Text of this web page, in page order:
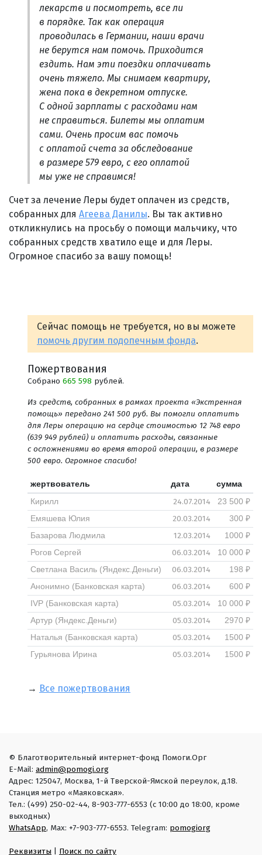
лекарств и посмотреть, все ли
в порядке. Так как операция
проводилась в Германии, наши врачи
не берутся нам помочь. Приходится
ездить. Нам эти поездки оплачивать
очень тяжело. Мы снимаем квартиру,
жена пока в декретном отпуске.
С одной зарплаты с расходами нам
не справиться. Билеты мы оплатим
сами. Очень просим вас помочь
с оплатой счета за обследование
в размере 579 евро, с его оплатой
мы уже не справимся!
Счет за лечение Леры будет оплачен из средств,
собранных для Агеева Данилы. Вы так активно
откликнулись на просьбу о помощи мальчику, что
собранных средств хватило еще и для Леры.
Огромное спасибо за вашу помощь!
Сейчас помощь не требуется, но вы можете
помочь другим подопечным фонда.
Пожертвования
Собрано 665 598 рублей.
Из средств, собранных в рамках проекта «Экстренная
помощь» передано 241 500 руб. Вы помогли оплатить
для Леры операцию на сердце стоимостью 12 748 евро
(639 949 рублей) и оплатить расходы, связанные
с осложнениями во время второй операции, в размере
500 евро. Огромное спасибо!
жертвователь дата
сумма
Кирилл
24.07.2014
23 500 ₽
Емяшева Юлия
20.03.2014
300 ₽
Базарова Людмила
12.03.2014
1000 ₽
Рогов Сергей
06.03.2014
10 000 ₽
Светлана Василь (Яндекс.Деньги)
06.03.2014
198 ₽
Анонимно (Банковская карта)
06.03.2014
600 ₽
IVP (Банковская карта)
05.03.2014
10 000 ₽
Артур (Яндекс.Деньги)
05.03.2014
2970 ₽
Наталья (Банковская карта)
05.03.2014
1500 ₽
Гурьянова Ирина
05.03.2014 1500 ₽
→ Все пожертвования
© Благотворительный интернет-фонд Помоги.Орг
E-Mail: admin@pomogi.org
Адрес: 125047, Москва, 1-й Тверской-Ямской переулок, д.18.
Станция метро «Маяковская».
Тел.: (499) 250-02-44, 8-903-777-6553 (с 10:00 до 18:00, кроме
выходных)
WhatsApp, Max: +7-903-777-6553. Telegram: pomogiorg
Реквизиты Поиск по сайту